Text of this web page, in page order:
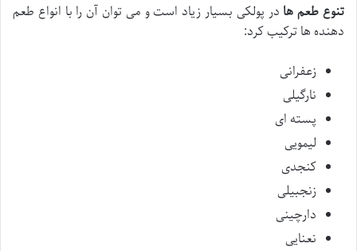
تنوع طعم ها در پولکی بسیار زیاد است و می توان آن را با انواع طعم
دهنده ها ترکیب کرد:
زعفرانی
نارگیلی
پسته ای
لیمویی
کنجدی
زنجبیلی
دارچینی
نعنایی